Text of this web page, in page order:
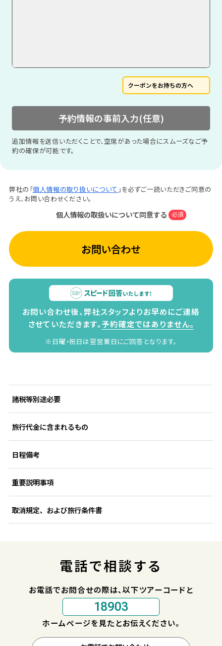
クーポンをお持ちの方へ
予約情報の事前入力(任意)
追加情報を送信いただくことで、空席があった場合にスムーズなご予
約の確保が可能です。
弊社の「個人情報の取り扱いについて 」を必ずご一読いただきご同意の
うえ、お問い合わせください。
個人情報の取扱いについて同意する 必須
お問い合わせ
お問い合わせ後、弊社スタッフよりお早めにご連絡
させていただきます。予約確定ではありません。
※日曜・祝日は翌営業日にご回答となります。
諸税等別途必要
旅行代金に含まれるもの
日程備考
重要説明事項
取消規定、および旅行条件書
電話で相談する
お電話でお問合せの際は、以下ツアーコードと
18903
ホームページを見たとお伝えください。